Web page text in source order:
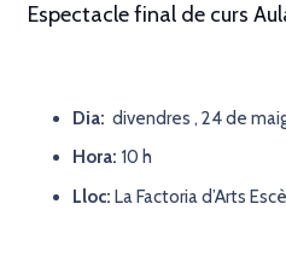
Espectacle final de curs
Dia: divendres , 24 de
Hora: 10 h
Lloc: La Factoria d’Arts